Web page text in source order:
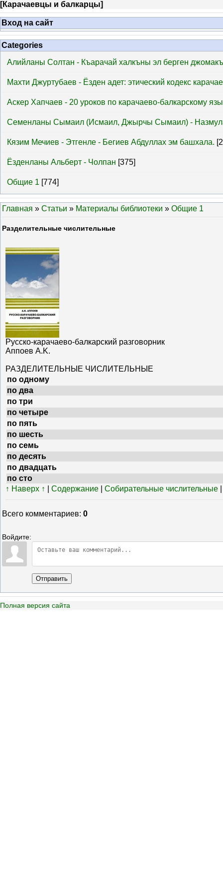
[Карачаевцы и балкарцы]
Вход на сайт
Categories
Алийланы Солтан - Къарачай халкъны эл берген
Махти Джуртубаев - Ёзден адет: этический кодекс
Аскер Хапчаев - 20 уроков по карачаево-балкарскому
Семенланы Сымаил (Исмаил, Джырчы Сымаил) -
Кязим Мечиев - Этгенле - Бегиев Абдуллах эм башхала.
Ёзденланы Альберт - Чолпан [375]
Общие 1 [774]
Главная » Статьи » Материалы библиотеки » Общие 1
Разделительные числительные
Русско-карачаево-балкарский разговорник
Аппоев A.K.
РАЗДЕЛИТЕЛЬНЫЕ ЧИСЛИТЕЛЬНЫЕ
по одному
по два
по три
по четыре
по пять
по шесть
по семь
по десять
по двадцать
по сто
↑ Наверх ↑
Содержание Собирательные числительные
Всего комментариев: 0
Войдите:
Отправить
Полная версия сайта